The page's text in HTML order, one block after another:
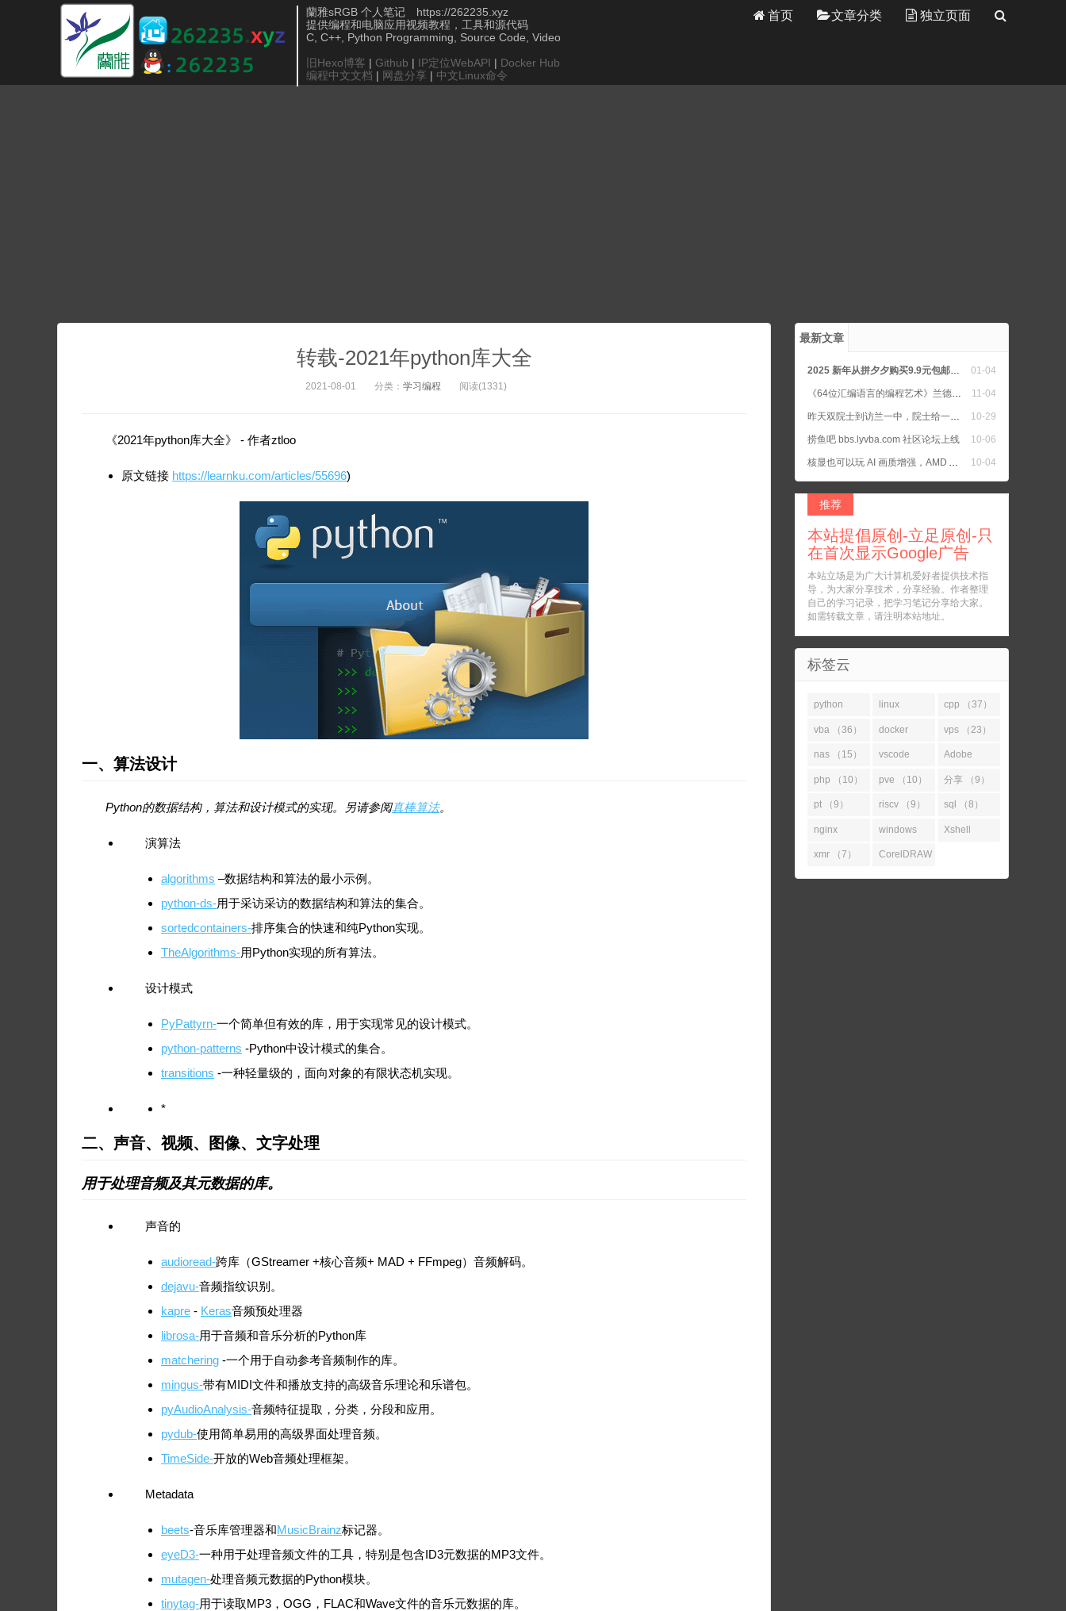
蘭雅sRGB 个人笔记 https://262235.xyz
提供编程和电脑应用视频教程，工具和源代码
C, C++, Python Programming, Source Code, Video
旧Hexo博客 | Github | IP定位WebAPI | Docker Hub
编程中文文档 | 网盘分享 | 中文Linux命令
首页 文章分类 独立页面
转载-2021年python库大全
2021-08-01 分类： 学习编程 阅读(1331)
《2021年python库大全》 - 作者ztloo
原文链接 https://learnku.com/articles/55696)
一、算法设计
Python的数据结构，算法和设计模式的实现。另请参阅真棒算法。
演算法
algorithms –数据结构和算法的最小示例。
python-ds-用于采访采访的数据结构和算法的集合。
sortedcontainers-排序集合的快速和纯Python实现。
TheAlgorithms-用Python实现的所有算法。
设计模式
PyPattyrn-一个简单但有效的库，用于实现常见的设计模式。
python-patterns -Python中设计模式的集合。
transitions -一种轻量级的，面向对象的有限状态机实现。
*
二、声音、视频、图像、文字处理
用于处理音频及其元数据的库。
声音的
audioread-跨库（GStreamer +核心音频+ MAD + FFmpeg）音频解码。
dejavu-音频指纹识别。
kapre - Keras音频预处理器
librosa-用于音频和音乐分析的Python库
matchering -一个用于自动参考音频制作的库。
mingus-带有MIDI文件和播放支持的高级音乐理论和乐谱包。
pyAudioAnalysis-音频特征提取，分类，分段和应用。
pydub-使用简单易用的高级界面处理音频。
TimeSide-开放的Web音频处理框架。
Metadata
beets-音乐库管理器和MusicBrainz标记器。
eyeD3-一种用于处理音频文件的工具，特别是包含ID3元数据的MP3文件。
mutagen-处理音频元数据的Python模块。
tinytag-用于读取MP3，OGG，FLAC和Wave文件的音乐元数据的库。
最新文章
01-04
2025 新年从拼夕夕购买9.9元包邮的书籍二手正版书
11-04
《64位汇编语言的编程艺术》兰德尔·海德著
10-29
昨天双院士到访兰一中，院士给一中学生上公开课，我女儿所在班去听院士教诲了
10-06
捞鱼吧 bbs.lyvba.com 社区论坛上线
10-04
核显也可以玩 AI 画质增强，AMD APU 把核显默认设置为 UMA Auto
推荐
本站提倡原创-立足原创-只
在首次显示Google广告
本站立场是为广大计算机爱好者提供技术指
导，为大家分享技术，分享经验。作者整理
自己的学习记录，把学习笔记分享给大家。
如需转载文章，请注明本站地址。
标签云
python
（52）
linux
（45）
cpp （37）
vba （36） docker
（31）
vps （23）
nas （15） vscode
（14）
Adobe
（11）
php （10） pve （10） 分享 （9）
pt （9） riscv （9） sql （8）
nginx
（7）
windows
（7）
Xshell
xmr （7） CorelDRAW
（7）